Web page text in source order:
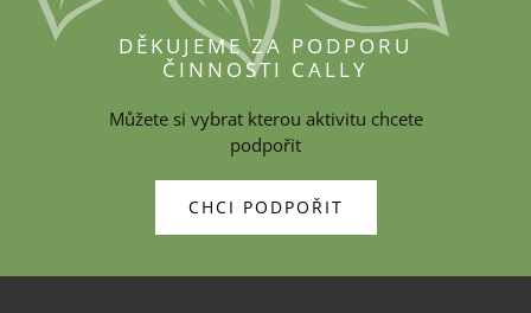
DĚKUJEME ZA PODPORU
ČINNOSTI CALLY
Můžete si vybrat kterou aktivitu chcete
podpořit
CHCI PODPOŘIT